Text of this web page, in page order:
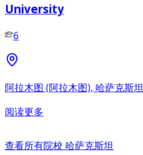
University
6
阿拉木图 (阿拉木图), 哈萨克斯坦
阅读更多
查看所有院校 哈萨克斯坦